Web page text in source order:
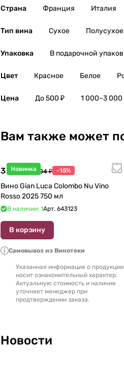
Страна Франция Италия
Тип вина Сухое Полусухое
Упаковка В подарочной
Цвет Красное Белое
Цена До 500 ₽ 1 000–3 000
Вам также может
Новинка
3 998 ₽4 704 ₽ -15%
Вино Gian Luca Colombo Nu Vino
Rosso 2025 750 мл
В наличии: 1Арт. 643123
В корзину
Самовывоз из Винотеки
Указанная информация о продукции
носит ознакомительный характер.
Актуальную стоимость и наличие
уточняет менеджер при
продтверждении заказа.
Новости